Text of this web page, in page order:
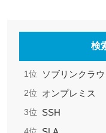
検
1位 ソブリンクラウ
2位 オンプレミス
3位 SSH